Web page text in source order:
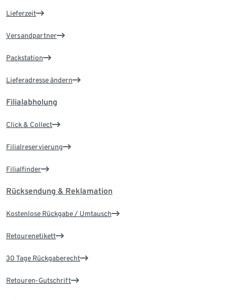
Lieferzeit
Versandpartner
Packstation
Lieferadresse ändern
Filialabholung
Click & Collect
Filialreservierung
Filialfinder
Rücksendung & Reklamation
Kostenlose Rückgabe / Umtausch
Retourenetikett
30 Tage Rückgaberecht
Retouren-Gutschrift